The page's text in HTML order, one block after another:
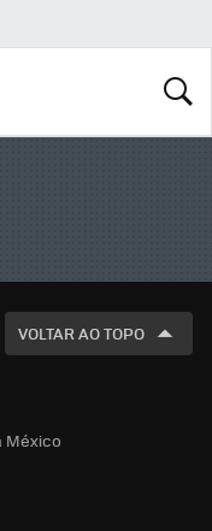
VOLTAR AO TOPO
México